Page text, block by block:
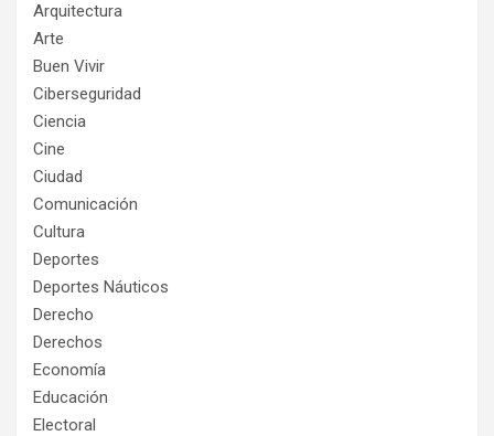
Arquitectura
Arte
Buen Vivir
Ciberseguridad
Ciencia
Cine
Ciudad
Comunicación
Cultura
Deportes
Deportes Náuticos
Derecho
Derechos
Economía
Educación
Electoral